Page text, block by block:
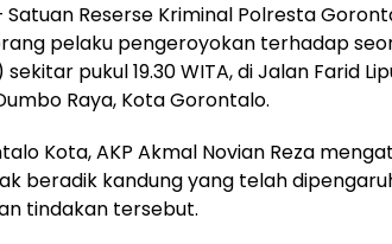
Reserse Kriminal Polresta
pelaku pengeroyokan terhadap
pukul 19.30 WITA, di Jalan Farid
Raya, Kota Gorontalo.
Kota, AKP Akmal Novian Reza
beradik kandung yang telah
tindakan tersebut.